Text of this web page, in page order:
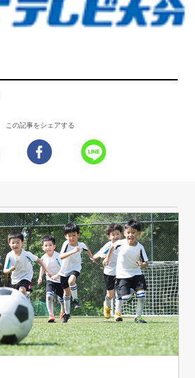
この記事をシェアする